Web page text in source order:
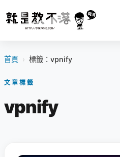
首頁 › 標籤：vpnify
文章標籤
vpnify